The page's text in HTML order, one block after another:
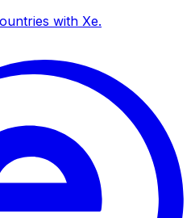
with Xe.